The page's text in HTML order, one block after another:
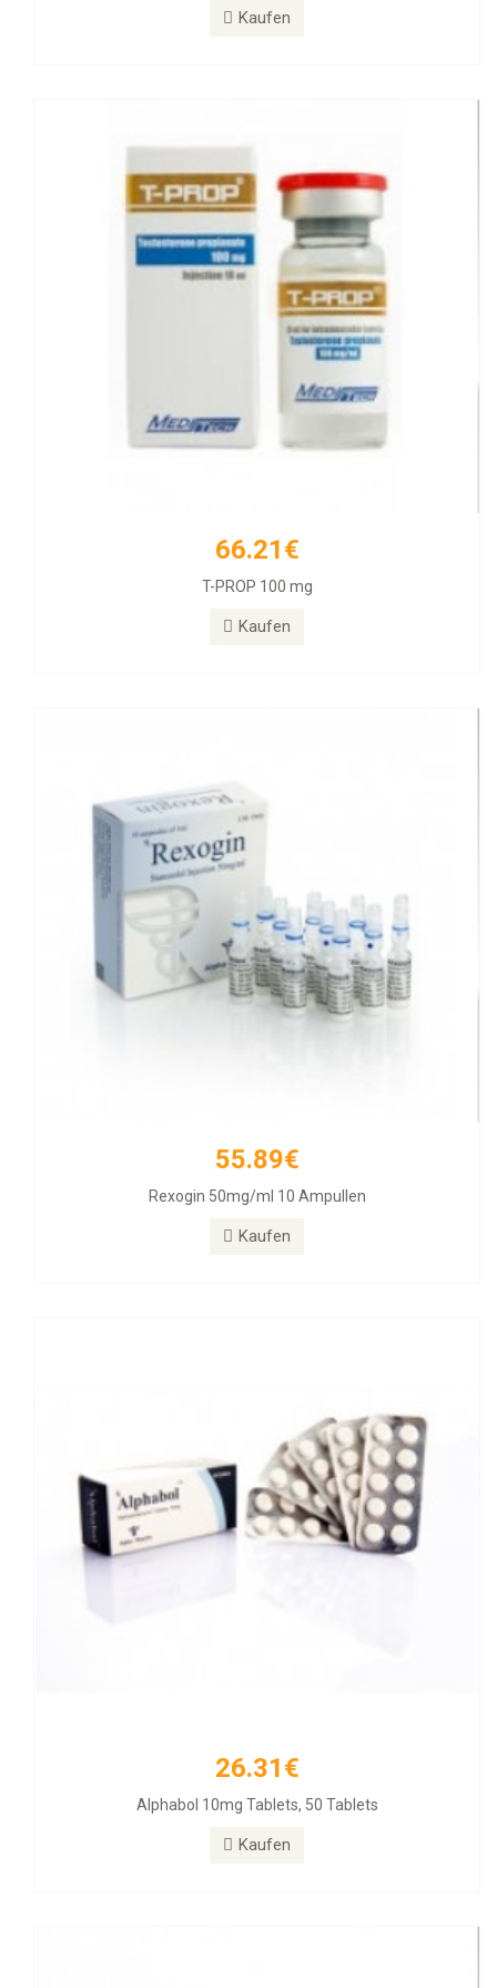
Kaufen
66.21€
T-PROP 100 mg
Kaufen
T-PROP 100 mg
55.89€
Rexogin 50mg/ml 10 Ampullen
Kaufen
55.89€
Rexogin 50mg/ml 10 Ampullen
26.31€
Alphabol 10mg Tablets, 50 Tablets
Kaufen
26.31€
Alphabol 10mg Tablets, 50 Tablets
33.54€
Clenbuterol 40mg 100 Tabs